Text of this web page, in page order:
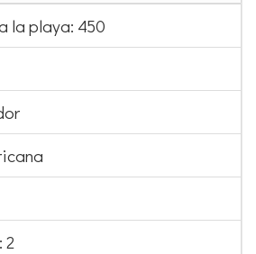
playa: 450